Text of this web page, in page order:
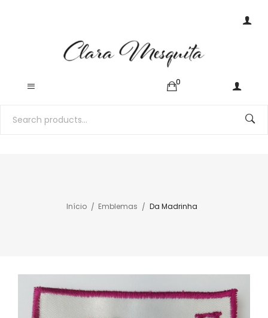
0
Início Emblemas Da Madrinha